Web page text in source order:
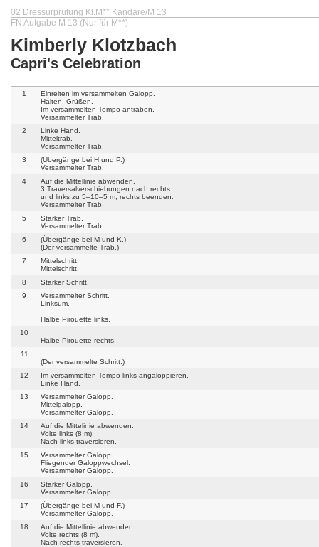
02 Dressurprüfung Kl.M** Kandare/M 13
FN Aufgabe M 13 (Nur für M**)
Kimberly Klotzbach
Capri's Celebration
1
Einreiten im versammelten Galopp.
Halten. Grüßen.
Im versammelten Tempo antraben.
Versammelter Trab.
2
Linke Hand.
Mitteltrab.
Versammelter Trab.
3
(Übergänge bei H und P.)
Versammelter Trab.
4
Auf die Mittellinie abwenden.
3 Traversalverschiebungen nach rechts
und links zu 5–10–5 m, rechts beenden.
Versammelter Trab.
5
Starker Trab.
Versammelter Trab.
6
(Übergänge bei M und K.)
(Der versammelte Trab.)
7
Mittelschritt.
Mittelschritt.
8
Starker Schritt.
9
Versammelter Schritt.
Linksum.
Halbe Pirouette links.
10
Halbe Pirouette rechts.
11
(Der versammelte Schritt.)
12
Im versammelten Tempo links angaloppieren.
Linke Hand.
13
Versammelter Galopp.
Mittelgalopp.
Versammelter Galopp.
14
Auf die Mittelinie abwenden.
Volte links (8 m).
Nach links traversieren.
15
Versammelter Galopp.
Fliegender Galoppwechsel.
Versammelter Galopp.
16
Starker Galopp.
Versammelter Galopp.
17
(Übergänge bei M und F.)
Versammelter Galopp.
18
Auf die Mittellinie abwenden.
Volte rechts (8 m).
Nach rechts traversieren.